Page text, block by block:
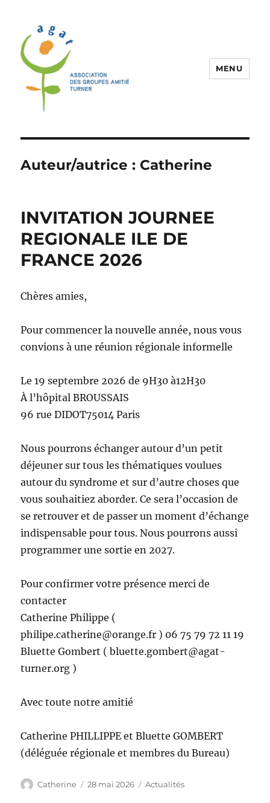
MENU
Auteur/autrice : Catherine
INVITATION JOURNEE
REGIONALE ILE DE
FRANCE 2026
Chères amies,
Pour commencer la nouvelle année, nous vous
convions à une réunion régionale informelle
Le 19 septembre 2026 de 9H30 à12H30
À l’hôpital BROUSSAIS
96 rue DIDOT75014 Paris
Nous pourrons échanger autour d’un petit
déjeuner sur tous les thématiques voulues
autour du syndrome et sur d’autre choses que
vous souhaitiez aborder. Ce sera l’occasion de
se retrouver et de passer un moment d’échange
indispensable pour tous. Nous pourrons aussi
programmer une sortie en 2027.
Pour confirmer votre présence merci de
contacter
Catherine Philippe (
philipe.catherine@orange.fr ) 06 75 79 72 11 19
Bluette Gombert ( bluette.gombert@agat-
turner.org )
Avec toute notre amitié
Catherine PHILLIPPE et Bluette GOMBERT
(déléguée régionale et membres du Bureau)
Auteur
Catherine
Publié
28 mai 2026 Catégories
Actualités